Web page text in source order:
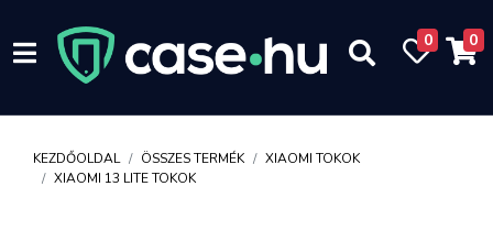
0 0
KEZDŐOLDAL ÖSSZES TERMÉK
XIAOMI TOKOK
XIAOMI 13 LITE TOKOK